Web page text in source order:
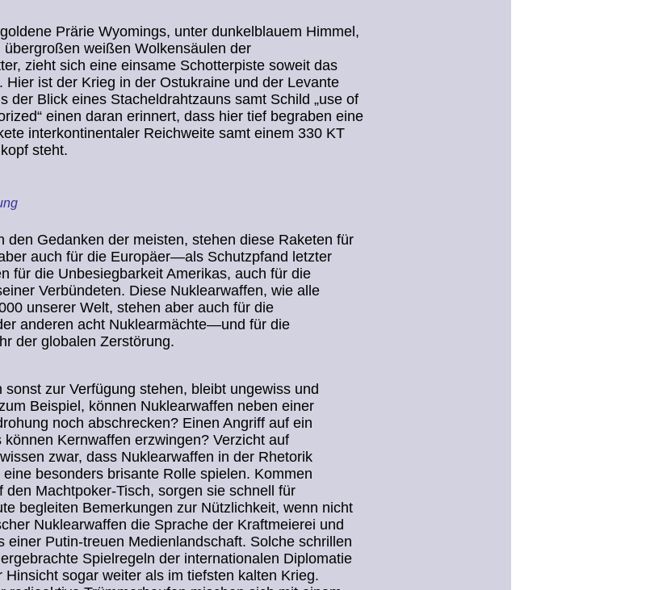
Prärie Wyomings, unter dunkelblauem Himmel,
weißen Wolkensäulen der
zieht sich eine einsame Schotterpiste soweit das
Hier ist der Krieg in der Ostukraine und der Levante
der Blick eines Stacheldrahtzauns samt Schild „use of
einen daran erinnert, dass hier tief begraben eine
interkontinentaler Reichweite samt einem 330 KT
steht.
den Gedanken der meisten, stehen diese Raketen für
auch für die Europäer—als Schutzpfand letzter
für die Unbesiegbarkeit Amerikas, auch für die
Verbündeten. Diese Nuklearwaffen, wie alle
unserer Welt, stehen aber auch für die
anderen acht Nuklearmächte—und für die
der globalen Zerstörung.
sonst zur Verfügung stehen, bleibt ungewiss und
Beispiel, können Nuklearwaffen neben einer
noch abschrecken? Einen Angriff auf ein
können Kernwaffen erzwingen? Verzicht auf
zwar, dass Nuklearwaffen in der Rhetorik
besonders brisante Rolle spielen. Kommen
den Machtpoker-Tisch, sorgen sie schnell für
begleiten Bemerkungen zur Nützlichkeit, wenn nicht
Nuklearwaffen die Sprache der Kraftmeierei und
einer Putin-treuen Medienlandschaft. Solche schrillen
Spielregeln der internationalen Diplomatie
Hinsicht sogar weiter als im tiefsten kalten Krieg.